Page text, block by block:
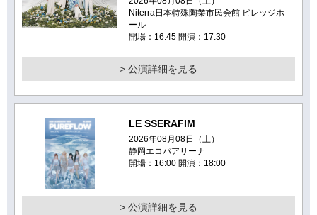
Niterra日本特殊陶業市民会館 ビレッジホ
ール
開場：16:45 開演：17:30
> 公演詳細を見る
LE SSERAFIM
2026年08月08日（土）
静岡エコパアリーナ
開場：16:00 開演：18:00
> 公演詳細を見る